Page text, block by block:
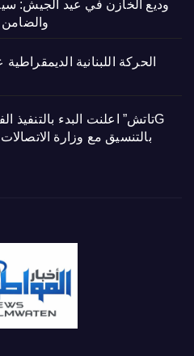
الحركة اللبنانية
بالتنسيق مع وزارة